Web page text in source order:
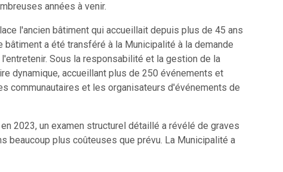
années à venir.
l'ancien bâtiment qui accueillait depuis plus de 45 ans
bâtiment a été transféré à la Municipalité à la demande
Sous la responsabilité et la gestion de la
dynamique, accueillant plus de 250 événements et
communautaires et les organisateurs d'événements de
2023, un examen structurel détaillé a révélé de graves
beaucoup plus coûteuses que prévu. La Municipalité a